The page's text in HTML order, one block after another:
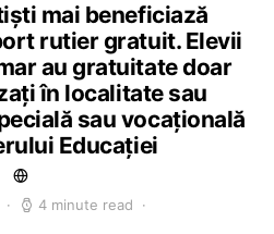
mai beneficiază
rutier gratuit. Elevii
au gratuitate doar
în localitate sau
sau vocațională
Educației
4 minute read